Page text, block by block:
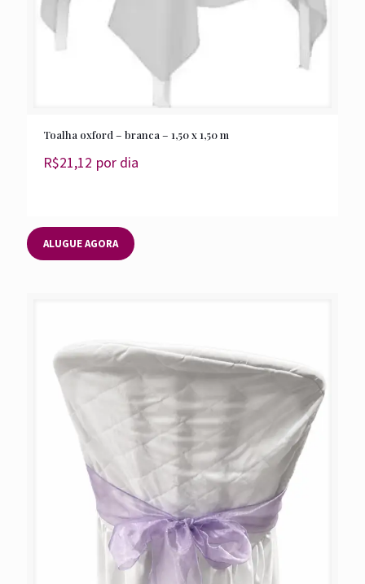
Toalha oxford – branca – 1,50 x 1,50 m
R$21,12 por dia
ALUGUE AGORA